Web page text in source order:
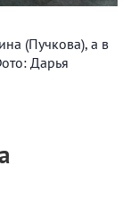
(Пучкова), а в
Дарья